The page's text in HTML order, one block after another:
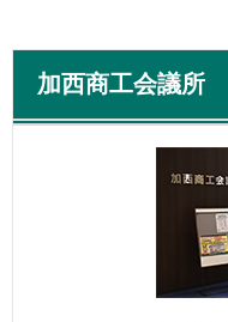
加西商工会議所